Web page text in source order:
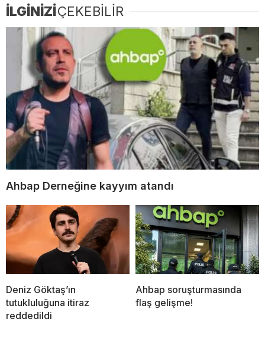
İLGİNİZİÇEKEBİLİR
Ahbap Derneğine kayyım atandı
Deniz Göktaş’ın
tutukluluğuna itiraz
reddedildi
Ahbap soruşturmasında
flaş gelişme!